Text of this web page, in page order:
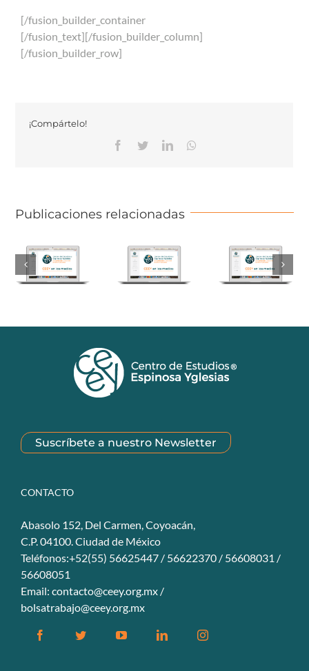
[/fusion_builder_container
[/fusion_text][/fusion_builder_column]
[/fusion_builder_row]
¡Compártelo!
Facebook
TwitterLinkedinWhatsapp
Publicaciones relacionadas
Suscríbete a nuestro Newsletter
CONTACTO
Abasolo 152, Del Carmen, Coyoacán,
C.P. 04100. Ciudad de México
Teléfonos:+52(55) 56625447 / 56622370 / 56608031 /
56608051
Email: contacto@ceey.org.mx /
bolsatrabajo@ceey.org.mx
FacebookTwitter YouTubeLinkedinInstagram